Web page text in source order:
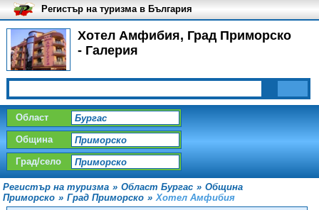
Хотел Амфибия, Град Приморско
- Галерия
Регистър на туризма в България
Област
Община
Град/село
Регистър на туризма » Област Бургас » Община
Приморско » Град Приморско » Хотел Амфибия